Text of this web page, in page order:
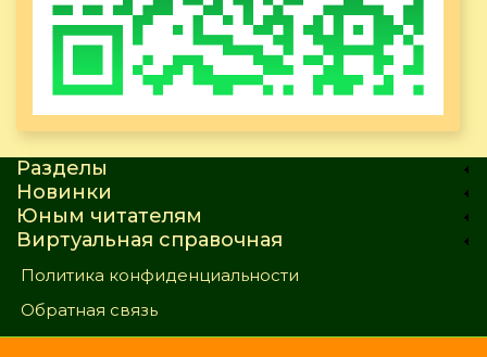
Разделы
Новинки
Юным читателям
Виртуальная справочная
Политика конфиденциальности
Обратная связь